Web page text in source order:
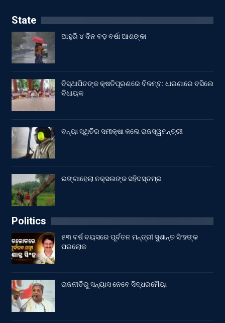
State
ଆହୁରି ୪ ଦିନ ବଡ଼ ବର୍ଷା ଆଶଙ୍କା
ବିସ୍ଥାପିତଙ୍କ କ୍ଷତିପୂରଣରେ ବିଳମ୍ବ: ଧାରଣାରେ ବସିଲେ
ବିଧାୟକ
ବନ୍ୟା ସ୍ଥିତିର ସମୀକ୍ଷା କଲେ ରାଜସ୍ୱମନ୍ତ୍ରୀ
ଭଙ୍ଗାହେଲା ନକ୍ସଲଙ୍କ ସହିଦସ୍ତମ୍ଭ
Politics
୫୩ ବର୍ଷ ବୟସରେ ପୂର୍ବତନ ମନ୍ତ୍ରୀ ସୁଶାନ୍ତ ସିଂହଙ୍କ
ପରଲୋକ
ରାଜନୀତିରୁ ସନ୍ୟାସ ନେବେ ସିଦ୍ଧରମୈୟା